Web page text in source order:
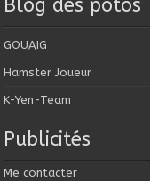
Blog des potos
GOUAIG
Hamster Joueur
K-Yen-Team
Publicités
Me contacter